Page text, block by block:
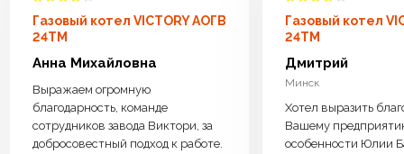
Газовый котел VICTORY АОГВ
24TM
Анна Михайловна
Выражаем огромную
благодарность, команде
сотрудников завода Виктори, за
добросовестный подход к работе.
Газовый котел
24TM
Дмитрий
Минск
Хотел выразить
Вашему
особенности Юлии